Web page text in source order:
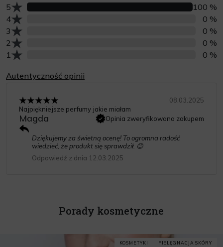
Liczba opinii z oceną
1 0 %
Liczba opinii z oceną
2 0 %
Liczba opinii z oceną
3 0 %
Liczba opinii z oceną
4 0 %
Liczba opinii z oceną
5 100 %
Autentyczność opinii
08.03.2025
Najpiękniejsze perfumy jakie miałam
Magda Opinia zweryfikowana zakupem
Dziękujemy za świetną ocenę! To ogromna radość
wiedzieć, że produkt się sprawdził. 😊
Odpowiedź z dnia 12.03.2025
Porady kosmetyczne
KOSMETYKI PIELĘGNACJA SKÓRY